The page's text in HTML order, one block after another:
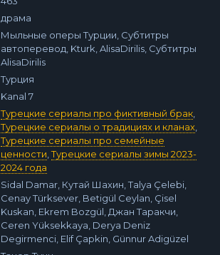
драма
Мыльные оперы Турции, Субтитры
автоперевод, Kturk, AlisaDirilis, Субтитры
AlisaDirilis
Турция
Kanal 7
Турецкие сериалы про фиктивный брак
Турецкие сериалы о традициях и кланах
Турецкие сериалы про семейные
ценности ,Турецкие сериалы зимы 2023-
2024 года
Sidal Damar, Кутай Шахин, Talya Çelebi,
Cenay Türksever, Betigül Ceylan, Çisel
Kuskan, Ekrem Bozgül, Джан Таракчи,
Ceren Yüksekkaya, Derya Deniz
Degirmenci, Elif Çapkin, Günnur Adigüzel